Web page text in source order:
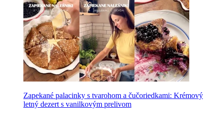
Zapekané palacinky s tvarohom a čučoriedkami: Krémový
letný dezert s vanilkovým prelivom